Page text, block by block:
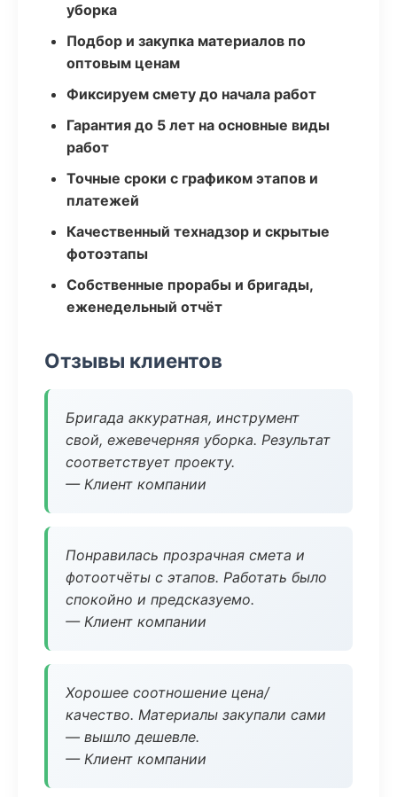
уборка
Подбор и закупка материалов по
оптовым ценам
Фиксируем смету до начала работ
Гарантия до 5 лет на основные виды
работ
Точные сроки с графиком этапов и
платежей
Качественный технадзор и скрытые
фотоэтапы
Собственные прорабы и бригады,
еженедельный отчёт
Отзывы клиентов
Бригада аккуратная, инструмент
свой, ежевечерняя уборка. Результат
соответствует проекту.
— Клиент компании
Понравилась прозрачная смета и
фотоотчёты с этапов. Работать было
спокойно и предсказуемо.
— Клиент компании
Хорошее соотношение цена/
качество. Материалы закупали сами
— вышло дешевле.
— Клиент компании